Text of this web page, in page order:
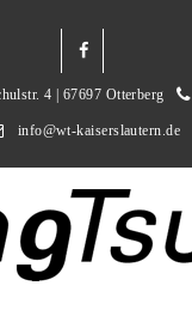
4 | 67697 Otterberg
info@wt-kaiserslautern.de